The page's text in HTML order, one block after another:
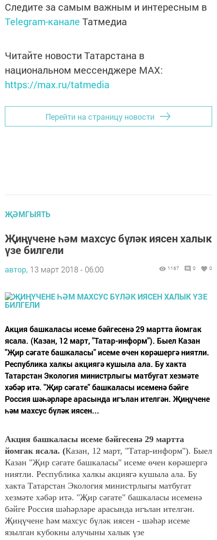
Следите за самым важным и интересным в
Telegram-канале Татмедиа
Читайте новости Татарстана в
национальном мессенджере MАХ:
https://max.ru/tatmedia
Перейти на страницу новости
ҖӘМГЫЯТЬ
Җиңүчене һәм махсус бүләк иясен халык
үзе билгели
автор, 13 март 2018 - 06:00 1167 0 0
Акция башкаласы исеме бәйгесенә 29 мартта йомгак
ясала. (Казан, 12 март, "Татар-информ"). Быел Казан
"Җир сәгате башкаласы" исеме өчен көрәшергә ниятли.
Республика халкы акциягә кушыла ала. Бу хакта
Татарстан Экология министрлыгы матбугат хезмәте
хәбәр итә. "Җир сәгате" башкаласы исеменә бәйге
Россия шәһәрләре арасында игълан ителгән. Җиңүчене
һәм махсус бүләк иясен...
Акция башкаласы исеме бәйгесенә 29 мартта
йомгак ясала. (Казан, 12 март, "Татар-информ"). Быел
Казан "Җир сәгате башкаласы" исеме өчен көрәшергә
ниятли. Республика халкы акциягә кушыла ала. Бу
хакта Татарстан Экология министрлыгы матбугат
хезмәте хәбәр итә. "Җир сәгате" башкаласы исеменә
бәйге Россия шәһәрләре арасында игълан ителгән.
Җиңүчене һәм махсус бүләк иясен - шәһәр исеме
язылган кубокны алучыны халык үзе